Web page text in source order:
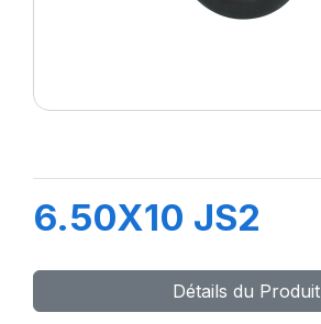
6.50X10 JS2
Détails du Produit